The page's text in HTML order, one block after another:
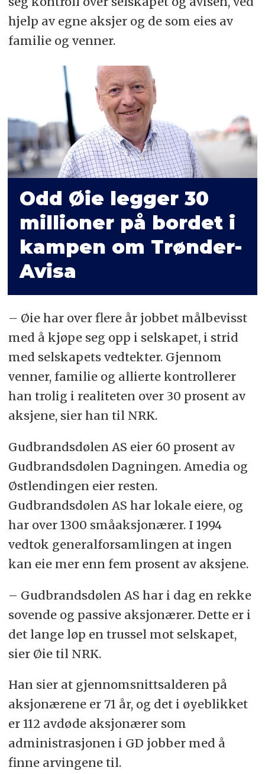
hjelp av egne aksjer og de som eies av
familie og venner.
Odd Øie legger 30
millioner på bordet i
kampen om Trønder-
Avisa
– Øie har over flere år jobbet målbevisst
med å kjøpe seg opp i selskapet, i strid
med selskapets vedtekter. Gjennom
venner, familie og allierte kontrollerer
han trolig i realiteten over 30 prosent av
aksjene, sier han til NRK.
Gudbrandsdølen AS eier 60 prosent av
Gudbrandsdølen Dagningen. Amedia og
Østlendingen eier resten.
Gudbrandsdølen AS har lokale eiere, og
har over 1300 småaksjonærer. I 1994
vedtok generalforsamlingen at ingen
kan eie mer enn fem prosent av aksjene.
– Gudbrandsdølen AS har i dag en rekke
sovende og passive aksjonærer. Dette er i
det lange løp en trussel mot selskapet,
sier Øie til NRK.
Han sier at gjennomsnittsalderen på
aksjonærene er 71 år, og det i øyeblikket
er 112 avdøde aksjonærer som
administrasjonen i GD jobber med å
finne arvingene til.